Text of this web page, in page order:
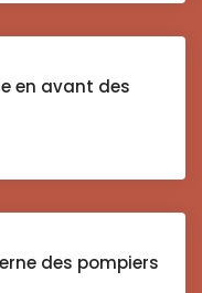
en avant des
des pompiers